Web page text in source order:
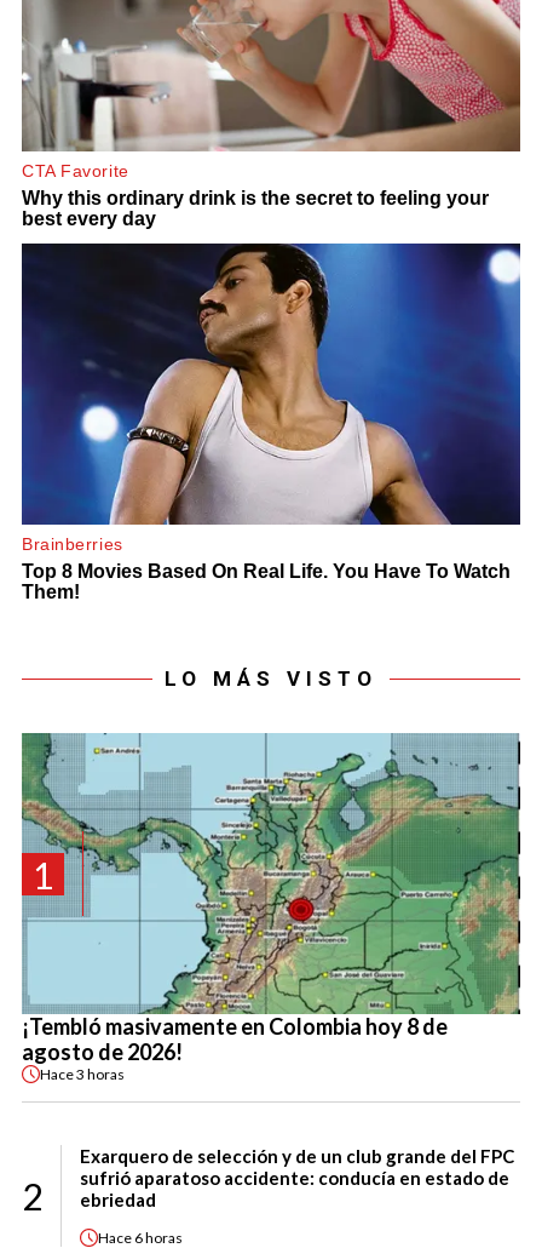
LO MÁS VISTO
1
¡Tembló masivamente en Colombia hoy 8 de
agosto de 2026!
Hace3 horas
2
Exarquero de selección y de un club grande del FPC
sufrió aparatoso accidente: conducía en estado de
ebriedad
Hace 6 horas